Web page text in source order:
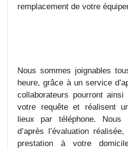
remplacement de votre
Nous sommes joignables
heure, grâce à un service
collaborateurs pourront
votre requête et réalisent
lieux par téléphone. Nous
d’après l’évaluation
prestation à votre